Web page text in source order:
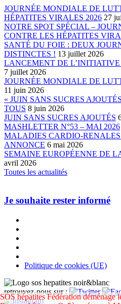
JOURNÉE MONDIALE DE
HÉPATITES VIRALES 2026 27
NOTRE SPOT SPÉCIAL –
CONTRE LES HÉPATITES
SANTÉ DU FOIE : DEUX
DISTINCTES ! 13 juillet 2026
LANCEMENT DE
7 juillet 2026
JOURNÉE MONDIALE DE
11 juin 2026
« JUIN SANS SUCRES
TOUS 8 juin 2026
JUIN SANS SUCRES AJOUTÉS
MASHLETTER N°53 – MAI 2026
MALADIES CARDIO-
ANNONCE 6 mai 2026
SEMAINE EUROPÉENNE DE
avril 2026
Toutes les actualités
Je souhaite rester informé
Politique de cookies (UE)
retrouvez-nous sur :
SOS hépatites Fédération déménage